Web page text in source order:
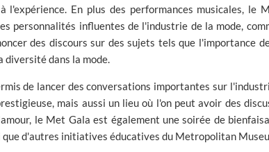
l'expérience. En plus des performances musicales, le
personnalités influentes de l'industrie de la mode,
des discours sur des sujets tels que l'importance
diversité dans la mode.
de lancer des conversations importantes sur
mais aussi un lieu où l'on peut avoir des
le Met Gala est également une soirée de
d'autres initiatives éducatives du Metropolitan